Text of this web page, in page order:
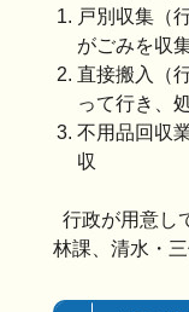
戸別収集（
がごみを収
直接搬入（
って行き、
不用品回収
収
行政が用意し
林課、清水・